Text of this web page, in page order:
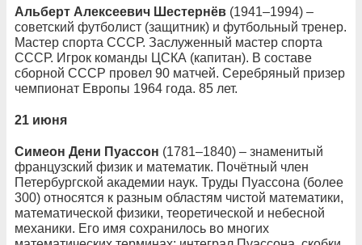
Альберт Алексеевич Шестернёв (1941–1994) –
советский футболист (защитник) и футбольный тренер.
Мастер спорта СССР. Заслуженный мастер спорта
СССР. Игрок команды ЦСКА (капитан). В составе
сборной СССР провел 90 матчей. Серебряный призер
чемпионат Европы 1964 года. 85 лет.
21 июня
Симеон Дени Пуассон (1781–1840) – знаменитый
французский физик и математик. Почётный член
Петербургской академии наук. Труды Пуассона (более
300) относятся к разным областям чистой математики,
математической физики, теоретической и небесной
механики. Его имя сохранилось во многих